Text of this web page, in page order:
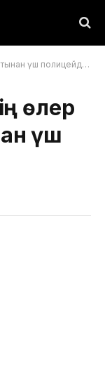
есімі табылды
өлер
үш